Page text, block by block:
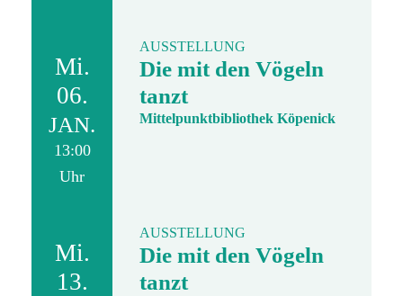
Mi.
06.
JAN.
13:00
Uhr
AUSSTELLUNG
Die mit den Vögeln
tanzt
Mittelpunktbibliothek Köpenick
Mi.
13.
AUSSTELLUNG
Die mit den Vögeln
tanzt